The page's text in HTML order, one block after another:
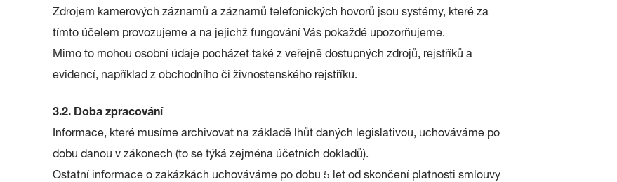
Zdrojem kamerových záznamů a záznamů telefonických hovorů jsou systémy, které za
tímto účelem provozujeme a na jejichž fungování Vás pokaždé upozorňujeme.
Mimo to mohou osobní údaje pocházet také z veřejně dostupných zdrojů, rejstříků a
evidencí, například z obchodního či živnostenského rejstříku.
3.2. Doba zpracování
Informace, které musíme archivovat na základě lhůt daných legislativou, uchováváme po
dobu danou v zákonech (to se týká zejména účetních dokladů).
Ostatní informace o zakázkách uchováváme po dobu 5 let od skončení platnosti smlouvy